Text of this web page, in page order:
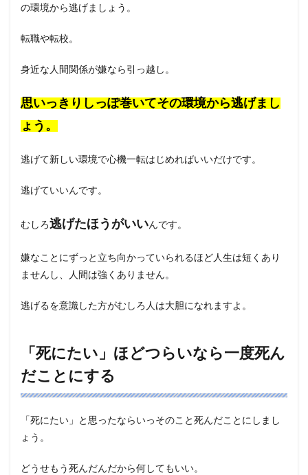
の環境から逃げましょう。
転職や転校。
身近な人間関係が嫌なら引っ越し。
思いっきりしっぽ巻いてその環境から逃げまし
ょう。
逃げて新しい環境で心機一転はじめればいいだけです。
逃げていいんです。
むしろ逃げたほうがいいんです。
嫌なことにずっと立ち向かっていられるほど人生は短くあり
ませんし、人間は強くありません。
逃げるを意識した方がむしろ人は大胆になれますよ。
「死にたい」ほどつらいなら一度死ん
だことにする
「死にたい」と思ったならいっそのこと死んだことにしまし
ょう。
どうせもう死んだんだから何してもいい。